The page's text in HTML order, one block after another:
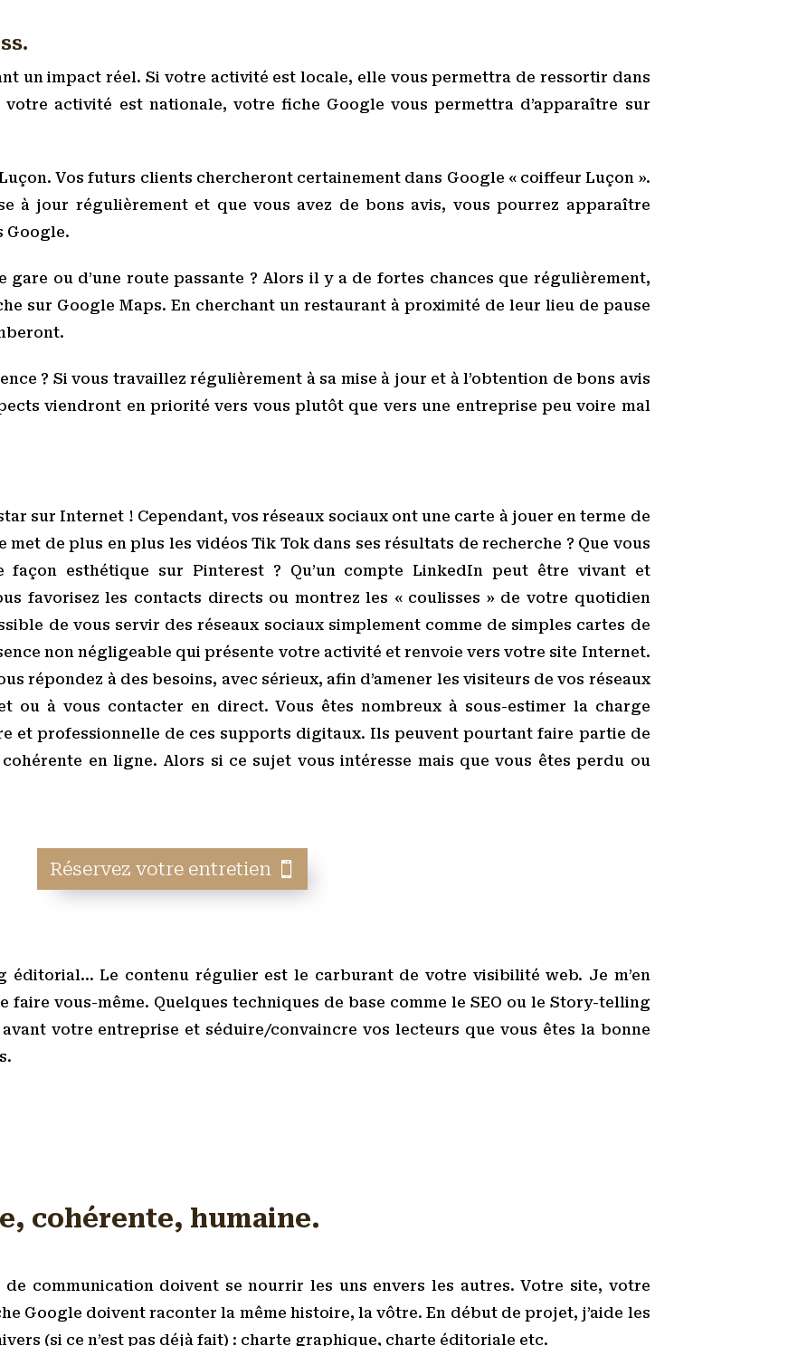
un impact réel. Si votre activité est locale, elle vous permettra de ressortir dans
activité est nationale, votre fiche Google vous permettra d’apparaître sur
Vos futurs clients chercheront certainement dans Google « coiffeur Luçon ».
à jour régulièrement et que vous avez de bons avis, vous pourrez apparaître
Google.
gare ou d’une route passante ? Alors il y a de fortes chances que régulièrement,
sur Google Maps. En cherchant un restaurant à proximité de leur lieu de pause
? Si vous travaillez régulièrement à sa mise à jour et à l’obtention de bons avis
viendront en priorité vers vous plutôt que vers une entreprise peu voire mal
sur Internet ! Cependant, vos réseaux sociaux ont une carte à jouer en terme de
de plus en plus les vidéos Tik Tok dans ses résultats de recherche ? Que vous
façon esthétique sur Pinterest ? Qu’un compte LinkedIn peut être vivant et
favorisez les contacts directs ou montrez les « coulisses » de votre quotidien
de vous servir des réseaux sociaux simplement comme de simples cartes de
non négligeable qui présente votre activité et renvoie vers votre site Internet.
répondez à des besoins, avec sérieux, afin d’amener les visiteurs de vos réseaux
ou à vous contacter en direct. Vous êtes nombreux à sous-estimer la charge
et professionnelle de ces supports digitaux. Ils peuvent pourtant faire partie de
en ligne. Alors si ce sujet vous intéresse mais que vous êtes perdu ou
Réservez votre entretien
éditorial… Le contenu régulier est le carburant de votre visibilité web. Je m’en
faire vous-même. Quelques techniques de base comme le SEO ou le Story-telling
votre entreprise et séduire/convaincre vos lecteurs que vous êtes la bonne
cohérente, humaine.
communication doivent se nourrir les uns envers les autres. Votre site, votre
Google doivent raconter la même histoire, la vôtre. En début de projet, j’aide les
(si ce n’est pas déjà fait) : charte graphique, charte éditoriale etc.